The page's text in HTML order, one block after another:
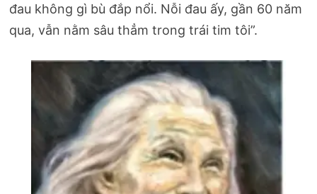
đau không gì bù đắp nổi. Nỗi đau ấy, gần 60 năm
qua, vẫn nằm sâu thẳm trong trái tim tôi”.